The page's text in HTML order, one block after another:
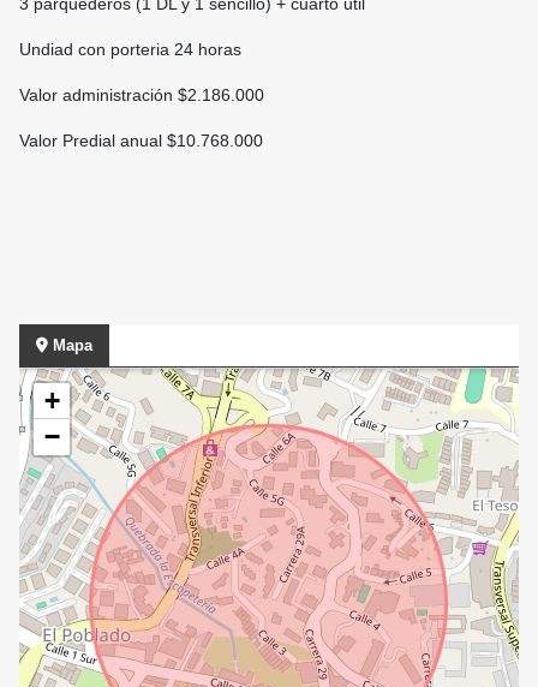
Undiad con porteria 24 horas
Valor administración $2.186.000
Valor Predial anual $10.768.000
Mapa
+
−